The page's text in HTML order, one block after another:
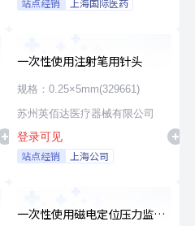
站点经销 上海国际医药
一次性使用注射笔用针头
规格：0.25×5mm(329661)
苏州英佰达医疗器械有限公司
登录可见
站点经销 上海公司
一次性使用磁电定位压力监测